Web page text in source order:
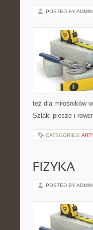
POSTED BY ADMIN
też dla miłośników
Szlaki piesze i
CATEGORIES:
FIZYKA
POSTED BY ADMIN